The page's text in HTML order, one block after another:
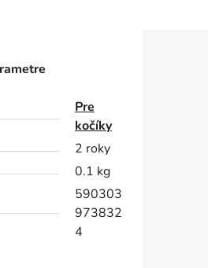
Pre
kočíky
2 roky
0.1 kg
590303
973832
4